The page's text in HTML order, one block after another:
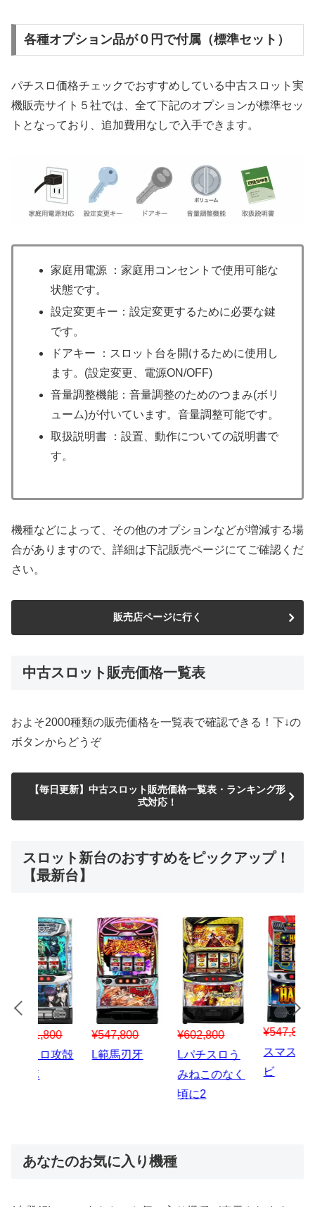
各種オプション品が０円で付属（標準セット）
パチスロ価格チェックでおすすめしている中古スロット実
機販売サイト５社では、全て下記のオプションが標準セッ
トとなっており、追加費用なしで入手できます。
家庭用電源 ：家庭用コンセントで使用可能な
状態です。
設定変更キー：設定変更するために必要な鍵
です。
ドアキー ：スロット台を開けるために使用し
ます。(設定変更、電源ON/OFF)
音量調整機能：音量調整のためのつまみ(ボリ
ューム)が付いています。音量調整可能です。
取扱説明書 ：設置、動作についての説明書で
す。
機種などによって、その他のオプションなどが増減する場
合がありますので、詳細は下記販売ページにてご確認くだ
さい。
販売店ページに行く
中古スロット販売価格一覧表
およそ2000種類の販売価格を一覧表で確認できる！下↓の
ボタンからどうぞ
【毎日更新】中古スロット販売価格一覧表・ランキング形
式対応！
スロット新台のおすすめをピックアップ！
【最新台】
¥547,800
スマスロハナ
¥150,000
スマスロ秘宝
¥1,867,800
Lパチスロ 炎
炎ノ消防隊2
あなたのお気に入り機種